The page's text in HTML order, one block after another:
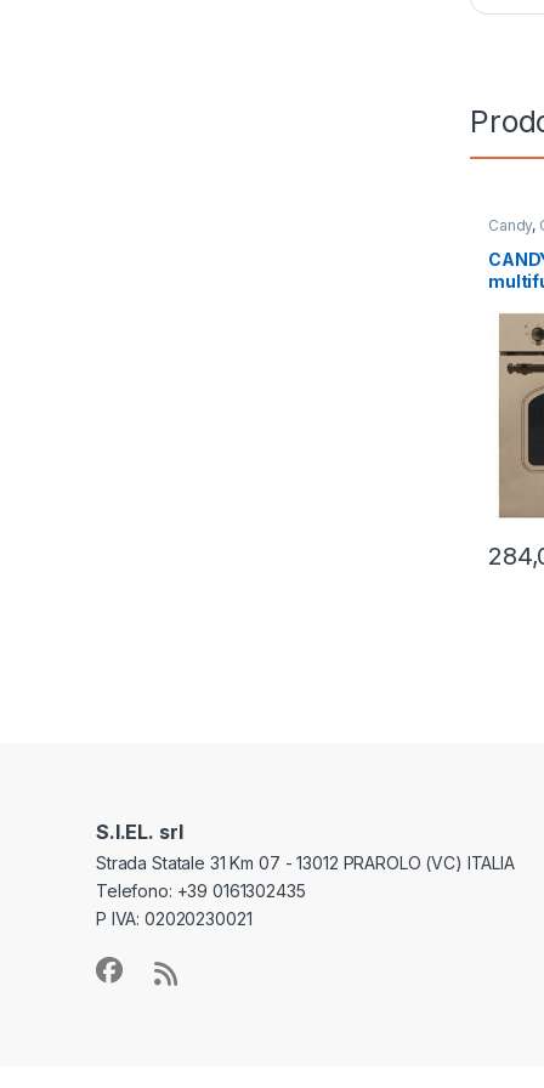
Candy,
S.I.EL. srl
Strada Statale 31 Km 07 - 13012 PRAROLO (VC) ITALIA
Telefono: +39 0161302435
P IVA: 02020230021